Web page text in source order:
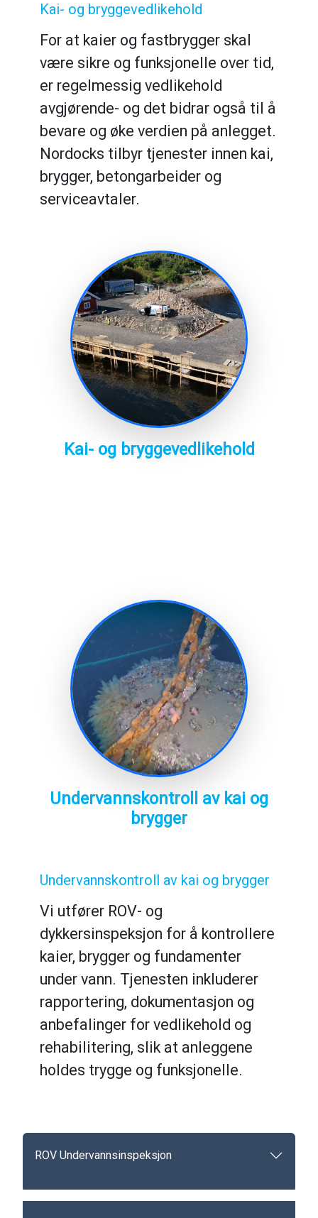
Kai- og bryggevedlikehold
For at kaier og fastbrygger skal
være sikre og funksjonelle over tid,
er regelmessig vedlikehold
avgjørende- og det bidrar også til å
bevare og øke verdien på anlegget.
Nordocks tilbyr tjenester innen kai,
brygger, betongarbeider og
serviceavtaler.
Kai- og bryggevedlikehold
Undervannskontroll av kai og
brygger
Undervannskontroll av kai og brygger
Vi utfører ROV- og
dykkersinspeksjon for å kontrollere
kaier, brygger og fundamenter
under vann. Tjenesten inkluderer
rapportering, dokumentasjon og
anbefalinger for vedlikehold og
rehabilitering, slik at anleggene
holdes trygge og funksjonelle.
ROV Undervannsinspeksjon